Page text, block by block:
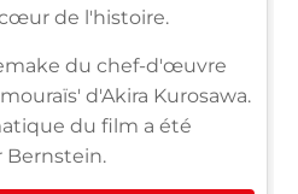
de l'histoire.
du chef-d'œuvre
d'Akira Kurosawa.
du film a été
Bernstein.